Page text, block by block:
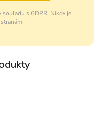
souladu s GDPR. Nikdy je